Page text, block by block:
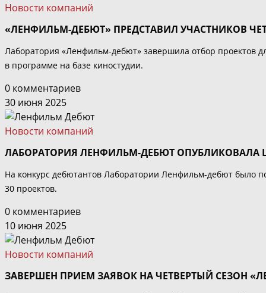
Новости компаний
«ЛЕНФИЛЬМ-ДЕБЮТ» ПРЕДСТАВИЛ УЧАСТНИКОВ
Лаборатория «Ленфильм-дебют» завершила отбор проектов
в программе на базе киностудии.
0 комментариев
30 июня 2025
Новости компаний
ЛАБОРАТОРИЯ ЛЕНФИЛЬМ-ДЕБЮТ ОПУБЛИКОВАЛА
На конкурс дебютантов Лаборатории Ленфильм-дебют было
30 проектов.
0 комментариев
10 июня 2025
Новости компаний
ЗАВЕРШЕН ПРИЕМ ЗАЯВОК НА ЧЕТВЕРТЫЙ СЕЗОН